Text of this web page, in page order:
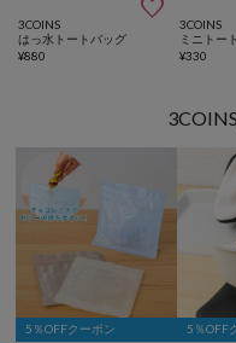

3COINS
はっ水トートバッグ
¥880
3COINS
ミニトー
¥330
5％OFFクーポン 5％OFF